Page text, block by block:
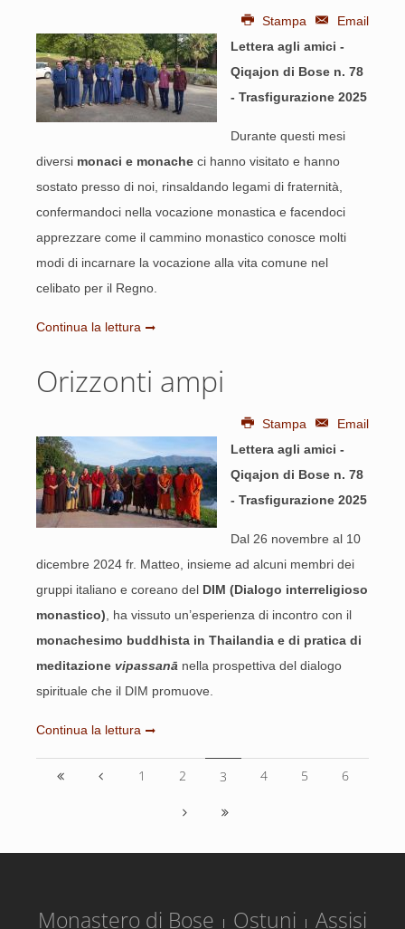
Stampa
Email
Lettera agli amici -
Qiqajon di Bose n. 78
- Trasfigurazione 2025
Durante questi mesi
diversi monaci e monache ci hanno visitato e hanno
sostato presso di noi, rinsaldando legami di fraternità,
confermandoci nella vocazione monastica e facendoci
apprezzare come il cammino monastico conosce molti
modi di incarnare la vocazione alla vita comune nel
celibato per il Regno.
Continua la lettura
Orizzonti ampi
Stampa
Email
Lettera agli amici -
Qiqajon di Bose n. 78
- Trasfigurazione 2025
Dal 26 novembre al 10
dicembre 2024 fr. Matteo, insieme ad alcuni membri dei
gruppi italiano e coreano del DIM (Dialogo interreligioso
monastico) , ha vissuto un’esperienza di incontro con il
monachesimo buddhista in Thailandia e di pratica di
meditazione vipassanā nella prospettiva del dialogo
spirituale che il DIM promuove.
Continua la lettura
1 2 3 4 5 6
Monastero di Bose Ostuni Assisi